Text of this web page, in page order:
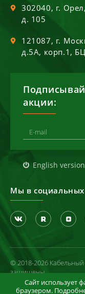
302040, г. Орел
д. 105
121087, г.
д.5А, корп.1,
акции:
English version
Мы в социальных
© 2018-2026
защищены
Политика
Сайт использует
браузером.